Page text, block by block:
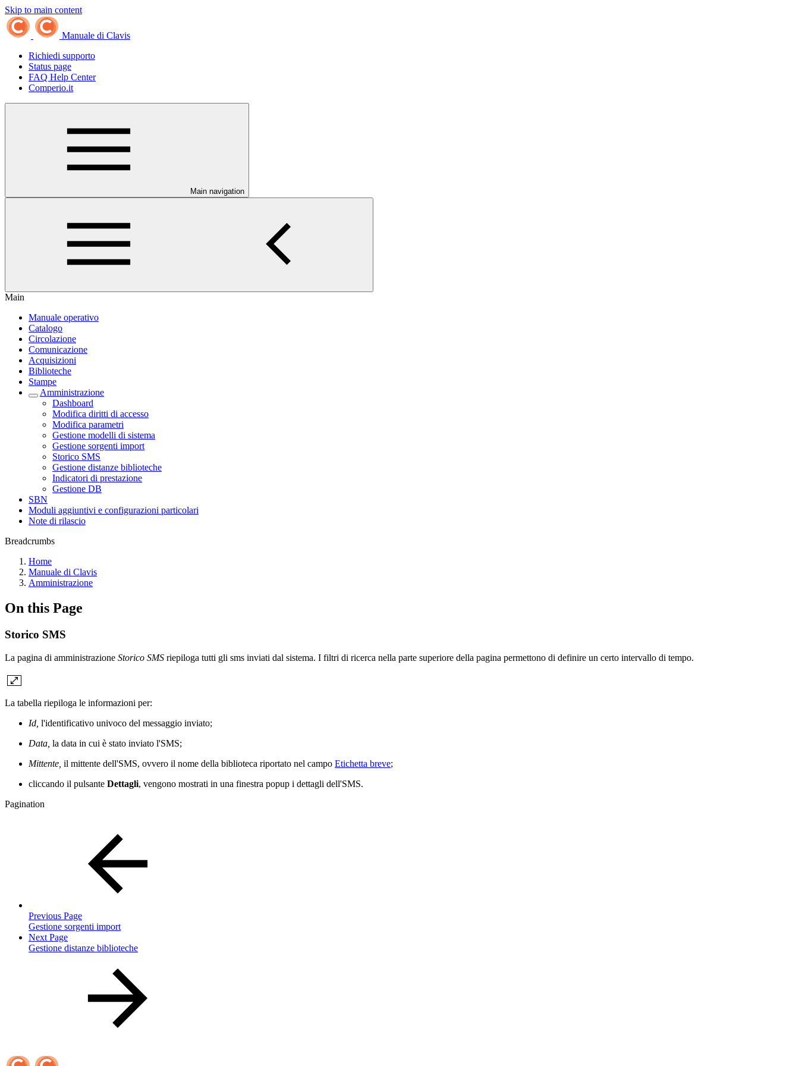
Skip to main content
Manuale di Clavis
Richiedi supporto
Status page
FAQ Help Center
Comperio.it
Main navigation
Main
Manuale operativo
Catalogo
Circolazione
Comunicazione
Acquisizioni
Biblioteche
Stampe
Amministrazione
Dashboard
Modifica diritti di accesso
Modifica parametri
Gestione modelli di sistema
Gestione sorgenti import
Storico SMS
Gestione distanze biblioteche
Indicatori di prestazione
Gestione DB
SBN
Moduli aggiuntivi e configurazioni particolari
Note di rilascio
Breadcrumbs
Home
Manuale di Clavis
Amministrazione
On this Page
Storico SMS
La pagina di amministrazione Storico SMS riepiloga tutti gli sms inviati dal sistema. I filtri di ricerca nella parte superiore della pagina permettono di definire un certo intervallo di tempo.
La tabella riepiloga le informazioni per:
Id, l'identificativo univoco del messaggio inviato;
Data, la data in cui è stato inviato l'SMS;
Mittente, il mittente dell'SMS, ovvero il nome della biblioteca riportato nel campo Etichetta breve;
cliccando il pulsante Dettagli, vengono mostrati in una finestra popup i dettagli dell'SMS.
Pagination
Previous Page
Gestione sorgenti import
Next Page
Gestione distanze biblioteche